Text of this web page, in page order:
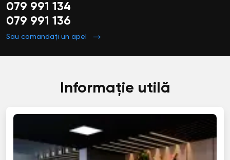
079 991 134
079 991 136
Sau comandați un apel
Informație utilă